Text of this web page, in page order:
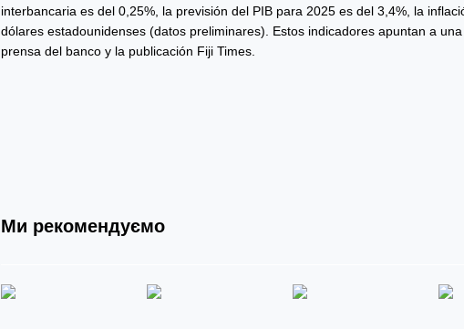
interbancaria es del 0,25%, la previsión del PIB para 2025 es del 3,4%, la
dólares estadounidenses (datos preliminares). Estos indicadores apuntan a
prensa del banco y la publicación Fiji Times.
Ми рекомендуємо